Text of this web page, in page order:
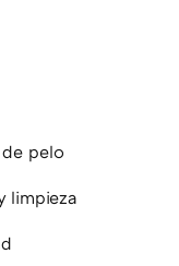
pelo
limpieza